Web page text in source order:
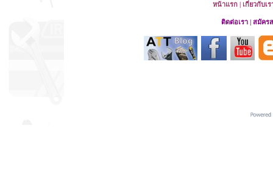
หน้าแรก | เกี่ยวกับเร
ติดต่อเรา | สมัคร